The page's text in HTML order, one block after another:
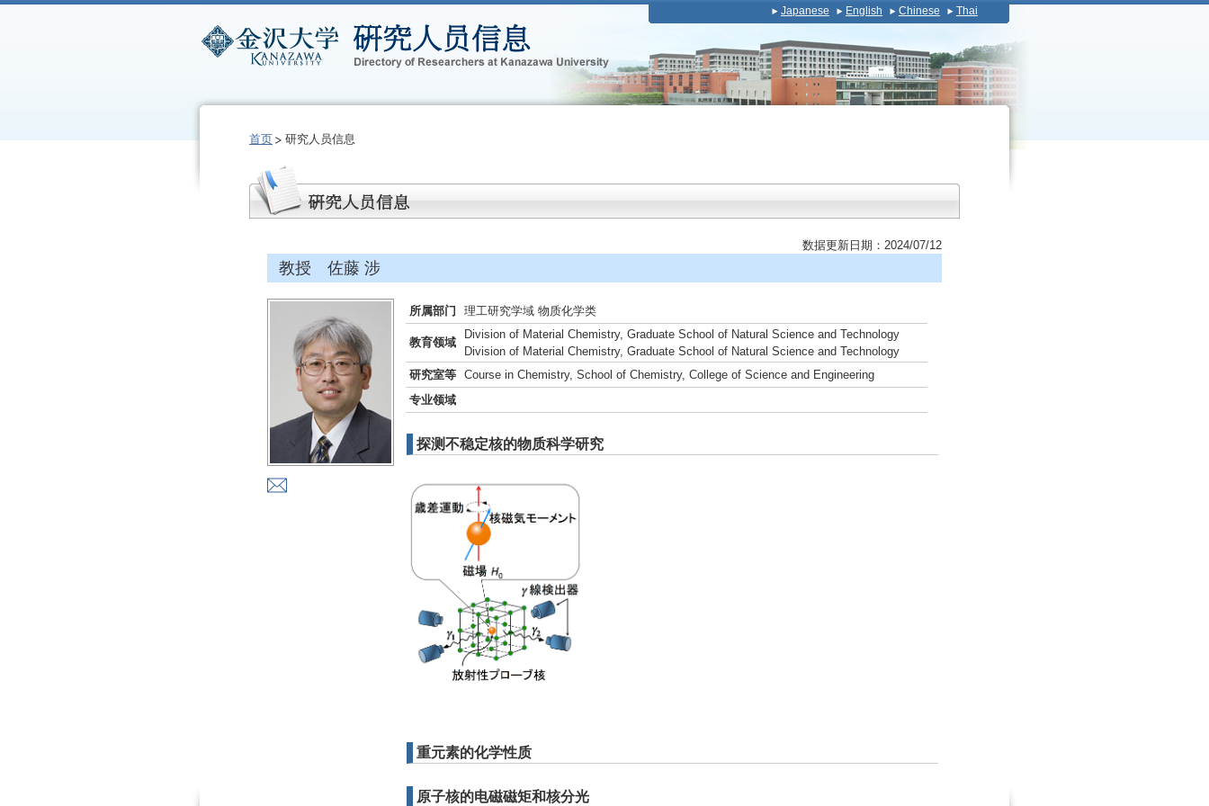
Japanese English Chinese Thai
首页 研究人员信息
数据更新日期：2024/07/12
教授 佐藤 涉
所属部门 理工研究学域 物质化学类
教育领域
Division of Material Chemistry, Graduate School of Natural Science and Technology
Division of Material Chemistry, Graduate School of Natural Science and Technology
研究室等 Course in Chemistry, School of Chemistry, College of Science and Engineering
专业领域
探测不稳定核的物质科学研究
重元素的化学性质
原子核的电磁磁矩和核分光